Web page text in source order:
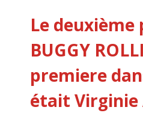
Le deuxième
BUGGY
premiere
était Virginie